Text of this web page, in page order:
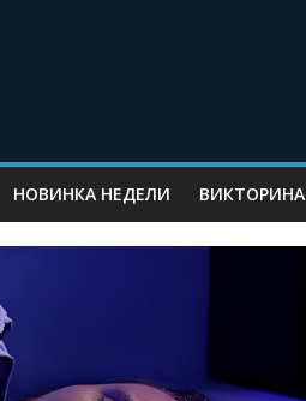
НОВИНКА НЕДЕЛИ ВИКТОРИНА